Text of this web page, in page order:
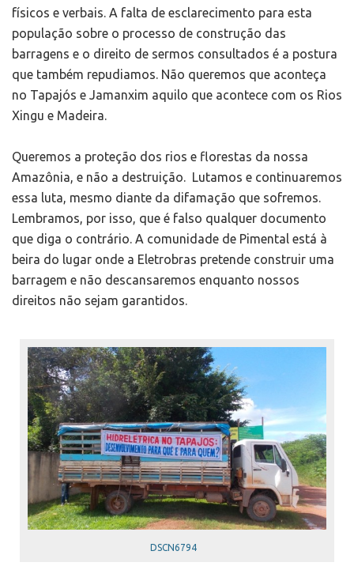
físicos e verbais. A falta de esclarecimento para esta
população sobre o processo de construção das
barragens e o direito de sermos consultados é a postura
que também repudiamos. Não queremos que aconteça
no Tapajós e Jamanxim aquilo que acontece com os Rios
Xingu e Madeira.
Queremos a proteção dos rios e florestas da nossa
Amazônia, e não a destruição. Lutamos e continuaremos
essa luta, mesmo diante da difamação que sofremos.
Lembramos, por isso, que é falso qualquer documento
que diga o contrário. A comunidade de Pimental está à
beira do lugar onde a Eletrobras pretende construir uma
barragem e não descansaremos enquanto nossos
direitos não sejam garantidos.
DSCN6794